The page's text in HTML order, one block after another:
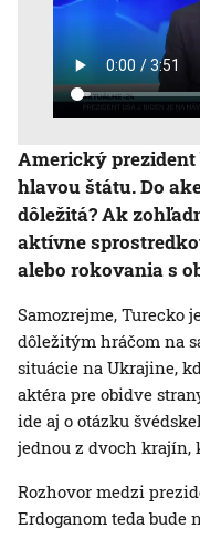
Americký
hlavou štátu. Do
dôležitá? Ak
aktívne
alebo rokovania s
Samozrejme, Turecko
dôležitým hráčom na
situácie na Ukrajine,
aktéra pre obidve
ide aj o otázku
jednou z dvoch krajín,
Rozhovor medzi
Erdoganom teda bude